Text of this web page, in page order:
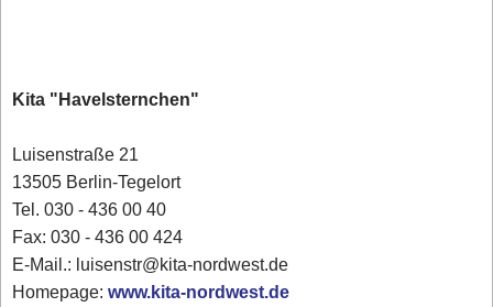
Kita "Havelsternchen"
Luisenstraße 21
13505 Berlin-Tegelort
Tel. 030 - 436 00 40
Fax: 030 - 436 00 424
E-Mail.: luisenstr@kita-nordwest.de
Homepage:www.kita-nordwest.de